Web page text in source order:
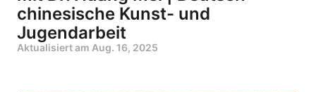
chinesische Kunst- und
Jugendarbeit
Aktualisiert am Aug. 16, 2025